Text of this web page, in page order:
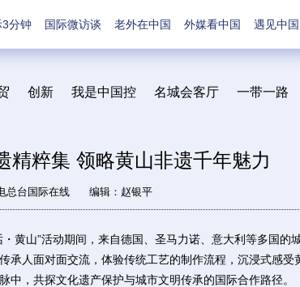
3分钟 国际微访谈 老外在中国 外媒看中国 遇见中国
创新 我是中国控 名城会客厅 一带一路
精粹集 领略黄山非遗千年魅力
总台国际在线 编辑：赵银平
山”活动期间，来自德国、圣马力诺、意大利等多国的
承人面对面交流，体验传统工艺的制作流程，沉浸式感受
中，共探文化遗产保护与城市文明传承的国际合作路径。